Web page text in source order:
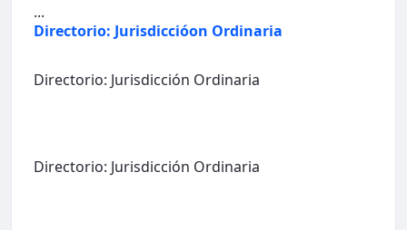
...
Directorio: Jurisdiccióon Ordinaria
Directorio: Jurisdicción Ordinaria
Directorio: Jurisdicción Ordinaria